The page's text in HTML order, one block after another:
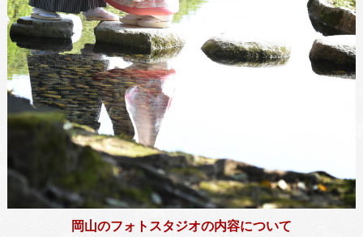
岡山のフォトスタジオの内容について